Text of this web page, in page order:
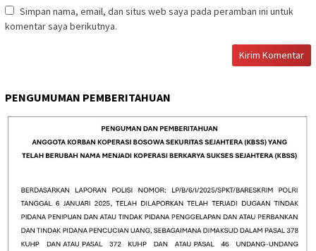
Simpan nama, email, dan situs web saya pada peramban ini untuk
komentar saya berikutnya.
PENGUMUMAN PEMBERITAHUAN